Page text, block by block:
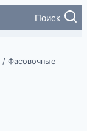
Поиск
/ Фасовочные